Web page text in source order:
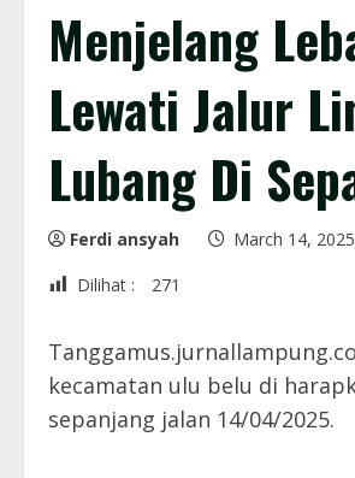
Menjelang
Lewati Jalur
Lubang Di
Ferdi ansyah
March 14, 2025
Dilihat :
271
kecamatan ulu belu di
sepanjang jalan 14/04/2025.